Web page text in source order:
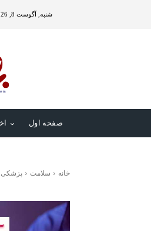
شنبه, آگوست 8, 2026
صفحه اول
خانه سلامت پزشکی